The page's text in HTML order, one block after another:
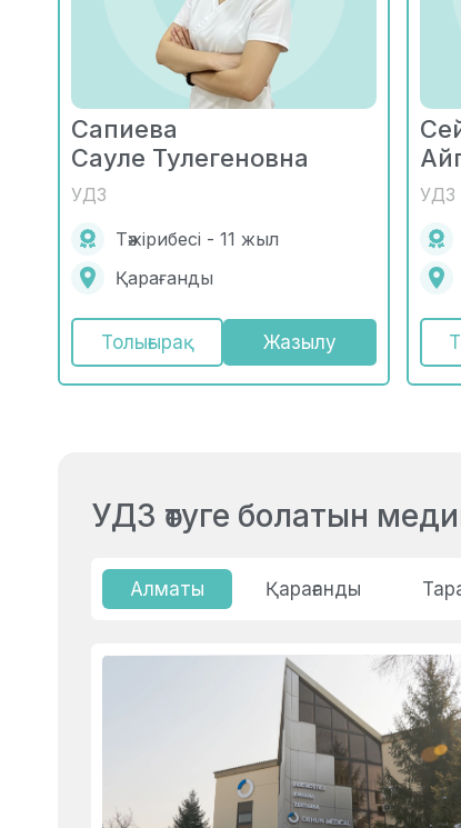
Сапиева
Сауле Тулегеновна
УДЗ
Тәжірибесі - 11 жыл
Қарағанды
Толығырақ Жазылу
УДЗ
УДЗ өтуге болатын
Алматы Қарағанды